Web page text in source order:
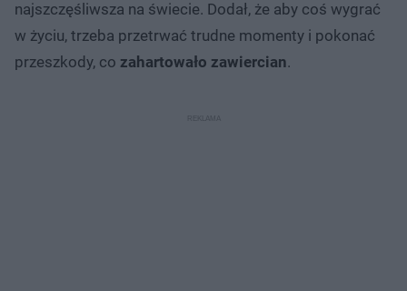
najszczęśliwsza na świecie. Dodał, że aby coś wygrać
w życiu, trzeba przetrwać trudne momenty i pokonać
przeszkody, co zahartowało zawiercian.